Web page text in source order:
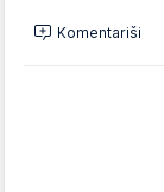
Komentariši